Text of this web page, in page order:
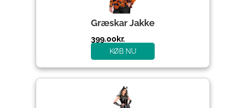
Græskar Jakke
399.00kr.
KØB NU